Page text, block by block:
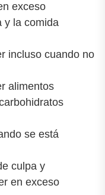
exceso
y la comida
incluso cuando no
alimentos
se está
culpa y
en exceso